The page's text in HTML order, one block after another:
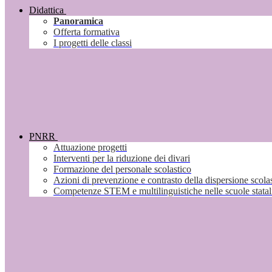
Didattica
Panoramica
Offerta formativa
I progetti delle classi
PNRR
Attuazione progetti
Interventi per la riduzione dei divari
Formazione del personale scolastico
Azioni di prevenzione e contrasto della dispersione
Competenze STEM e multilinguistiche nelle scuole